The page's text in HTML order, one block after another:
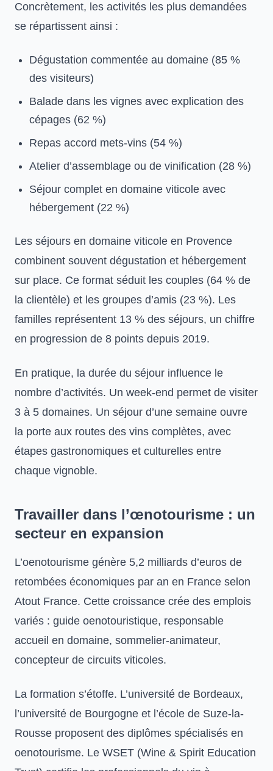
Concrètement, les activités les plus demandées
se répartissent ainsi :
Dégustation commentée au domaine (85 %
des visiteurs)
Balade dans les vignes avec explication des
cépages (62 %)
Repas accord mets-vins (54 %)
Atelier d’assemblage ou de vinification (28 %)
Séjour complet en domaine viticole avec
hébergement (22 %)
Les séjours en domaine viticole en Provence
combinent souvent dégustation et hébergement
sur place. Ce format séduit les couples (64 % de
la clientèle) et les groupes d’amis (23 %). Les
familles représentent 13 % des séjours, un chiffre
en progression de 8 points depuis 2019.
En pratique, la durée du séjour influence le
nombre d’activités. Un week-end permet de visiter
3 à 5 domaines. Un séjour d’une semaine ouvre
la porte aux routes des vins complètes, avec
étapes gastronomiques et culturelles entre
chaque vignoble.
Travailler dans l’œnotourisme : un
secteur en expansion
L’oenotourisme génère 5,2 milliards d’euros de
retombées économiques par an en France selon
Atout France. Cette croissance crée des emplois
variés : guide oenotouristique, responsable
accueil en domaine, sommelier-animateur,
concepteur de circuits viticoles.
La formation s’étoffe. L’université de Bordeaux,
l’université de Bourgogne et l’école de Suze-la-
Rousse proposent des diplômes spécialisés en
oenotourisme. Le WSET (Wine & Spirit Education